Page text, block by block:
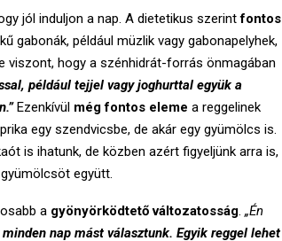
jól induljon a nap. A dietetikus szerintfontos
gabonák, például müzlik vagy gabonapelyhek,
hogy a szénhidrát-forrás önmagában
például tejjel vagy joghurttal együk a
Ezenkívül még fontos eleme a reggelinek
egy szendvicsbe, de akár egy gyümölcs is.
is ihatunk, de közben azért figyeljünk arra is,
együtt.
a gyönyörködtető változatosság „Én
nap mást választunk. Egyik reggel lehet